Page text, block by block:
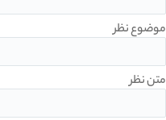
موضوع نظر
متن نظر